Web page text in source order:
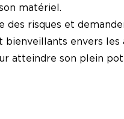
matériel.
risques et
bienveillants envers les
atteindre son plein